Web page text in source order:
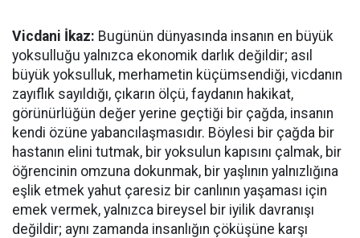
Vicdani İkaz: Bugünün dünyasında insanın en büyük
yoksulluğu yalnızca ekonomik darlık değildir; asıl
büyük yoksulluk, merhametin küçümsendiği, vicdanın
zayıflık sayıldığı, çıkarın ölçü, faydanın hakikat,
görünürlüğün değer yerine geçtiği bir çağda, insanın
kendi özüne yabancılaşmasıdır. Böylesi bir çağda bir
hastanın elini tutmak, bir yoksulun kapısını çalmak, bir
öğrencinin omzuna dokunmak, bir yaşlının yalnızlığına
eşlik etmek yahut çaresiz bir canlının yaşaması için
emek vermek, yalnızca bireysel bir iyilik davranışı
değildir; aynı zamanda insanlığın çöküşüne karşı